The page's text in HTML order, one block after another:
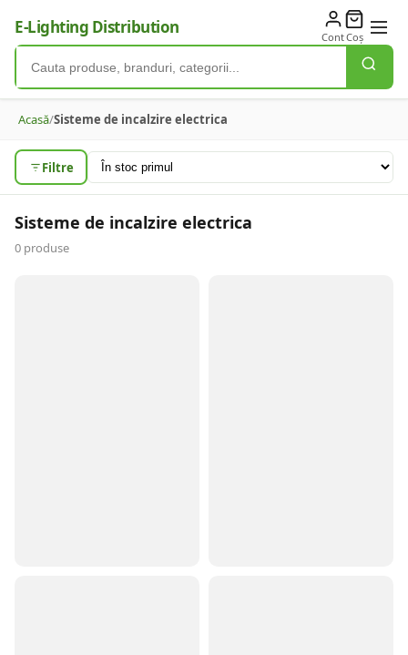
E-Lighting Distribution ContCoș
Acasă/Sisteme de incalzire electrica
Filtre
Sisteme de incalzire electrica
0 produse